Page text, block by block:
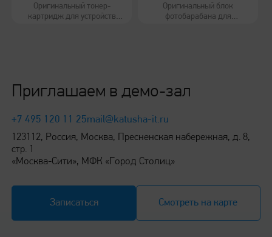
10,4 кг
Работа с бумагой
Оригинальный тонер-
картридж для устройств
Оригинальный блок
фотобарабана для
Приглашаем в демо-зал
+7 495 120 11 25mail@katusha-it.ru
123112, Россия, Москва, Пресненская набережная, д. 8,
стр. 1
«Москва-Сити», МФК «Город Столиц»
Записаться Смотреть на карте